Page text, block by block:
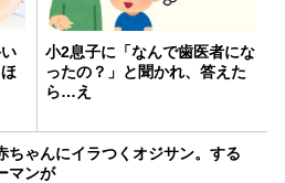
小2息子に「なんで歯医者にな
ったの？」と聞かれ、答えた
ら…え
ちゃんにイラつくオジサン。する
マンが